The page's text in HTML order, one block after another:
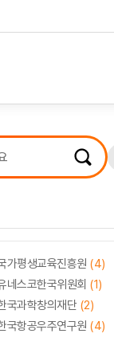
가평생교육진흥원 (4)
네스코한국위원회 (1)
국과학창의재단 (2)
국항공우주연구원 (4)